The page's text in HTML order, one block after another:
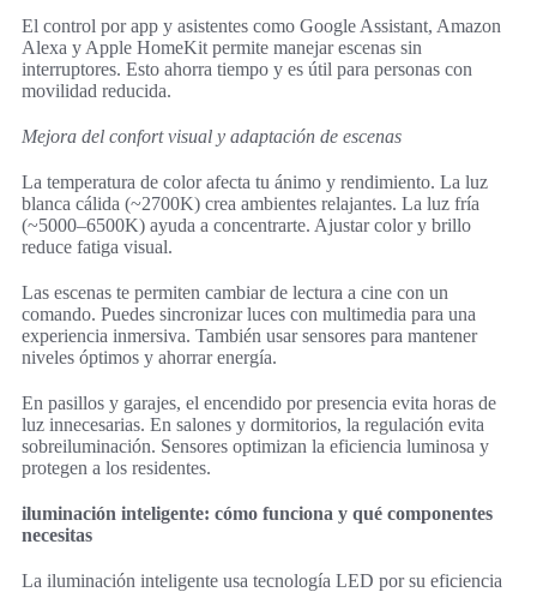
El control por app y asistentes como Google Assistant, Amazon
Alexa y Apple HomeKit permite manejar escenas sin
interruptores. Esto ahorra tiempo y es útil para personas con
movilidad reducida.
Mejora del confort visual y adaptación de escenas
La temperatura de color afecta tu ánimo y rendimiento. La luz
blanca cálida (~2700K) crea ambientes relajantes. La luz fría
(~5000–6500K) ayuda a concentrarte. Ajustar color y brillo
reduce fatiga visual.
Las escenas te permiten cambiar de lectura a cine con un
comando. Puedes sincronizar luces con multimedia para una
experiencia inmersiva. También usar sensores para mantener
niveles óptimos y ahorrar energía.
En pasillos y garajes, el encendido por presencia evita horas de
luz innecesarias. En salones y dormitorios, la regulación evita
sobreiluminación. Sensores optimizan la eficiencia luminosa y
protegen a los residentes.
iluminación inteligente: cómo funciona y qué componentes
necesitas
La iluminación inteligente usa tecnología LED por su eficiencia